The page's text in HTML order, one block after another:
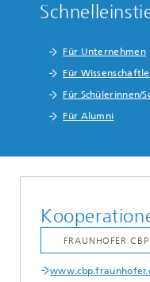
Für Unternehmen
Für
Für Schülerinnen/
Für Alumni